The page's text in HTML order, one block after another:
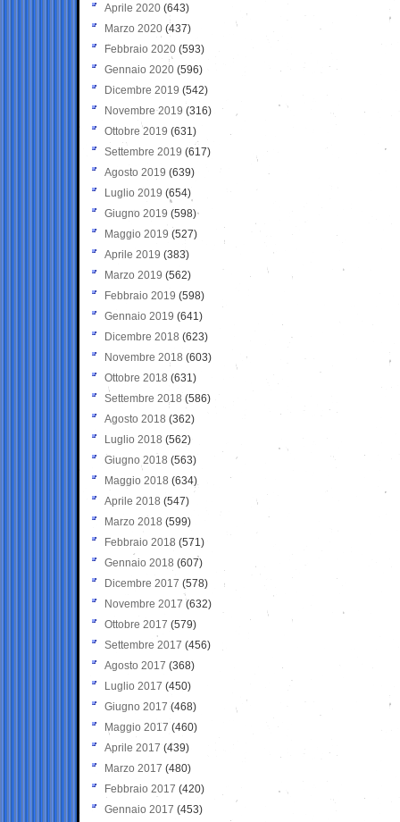
Aprile 2020 (643)
Marzo 2020 (437)
Febbraio 2020 (593)
Gennaio 2020 (596)
Dicembre 2019 (542)
Novembre 2019 (316)
Ottobre 2019 (631)
Settembre 2019 (617)
Agosto 2019 (639)
Luglio 2019 (654)
Giugno 2019 (598)
Maggio 2019 (527)
Aprile 2019 (383)
Marzo 2019 (562)
Febbraio 2019 (598)
Gennaio 2019 (641)
Dicembre 2018 (623)
Novembre 2018 (603)
Ottobre 2018 (631)
Settembre 2018 (586)
Agosto 2018 (362)
Luglio 2018 (562)
Giugno 2018 (563)
Maggio 2018 (634)
Aprile 2018 (547)
Marzo 2018 (599)
Febbraio 2018 (571)
Gennaio 2018 (607)
Dicembre 2017 (578)
Novembre 2017 (632)
Ottobre 2017 (579)
Settembre 2017 (456)
Agosto 2017 (368)
Luglio 2017 (450)
Giugno 2017 (468)
Maggio 2017 (460)
Aprile 2017 (439)
Marzo 2017 (480)
Febbraio 2017 (420)
Gennaio 2017 (453)